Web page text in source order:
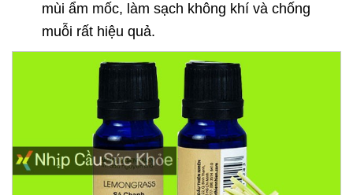
mùi ẩm mốc, làm sạch không khí và chống
muỗi rất hiệu quả.